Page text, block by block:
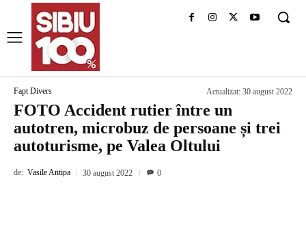
Fapt Divers Actualizat: 30 august 2022
FOTO Accident rutier între un
autotren, microbuz de persoane și trei
autoturisme, pe Valea Oltului
de: Vasile Antipa 30 august 2022 0